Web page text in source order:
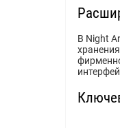
В Night